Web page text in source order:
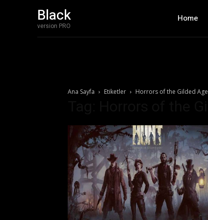
Black
version PRO
Home
Ana Sayfa Etiketler Horrors of the Gilded Age